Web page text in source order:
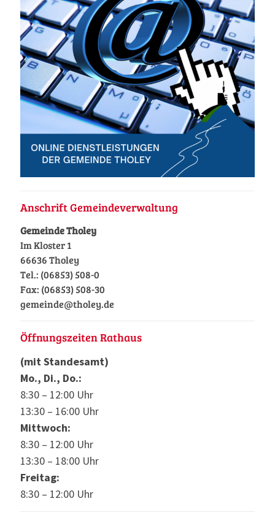
Anschrift Gemeindeverwaltung
Gemeinde Tholey
Im Kloster 1
66636 Tholey
Tel.: (06853) 508-0
Fax: (06853) 508-30
gemeinde@tholey.de
Öffnungszeiten Rathaus
(mit Standesamt)
Mo., Di., Do.:
8:30 – 12:00 Uhr
13:30 – 16:00 Uhr
Mittwoch:
8:30 – 12:00 Uhr
13:30 – 18:00 Uhr
Freitag:
8:30 – 12:00 Uhr